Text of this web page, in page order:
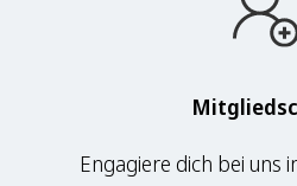
Engagiere dich bei uns